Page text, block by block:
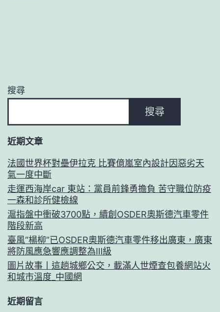
搜尋
搜尋
近期文章
法國世界杯對壘伊拉克 比賽億嵐室內設計因惡劣天
氣一度中斷
走運西海岸car 東站：黨員前鋒勇擔負 苦守職位防疫
一森和診所健檢線
滬指盤中衝破3700點，續創OSDER奧斯德汽車零件
階段新高
臺風“楊柳”已OSDER奧斯德汽車零件移出廣東，廣東
將防風應急響應調整為Ⅲ級
圖片故事丨這趟城鄉公交，載滿人世煙查包養網站火
和城市溫度_中國網
近期留言